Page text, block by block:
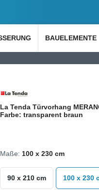
BAUELEMENTE
La Tenda Türvorhang
Farbe: transparent braun
Maße: 100 x 230 cm
90 x 210 cm 100 x 230